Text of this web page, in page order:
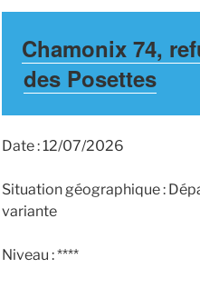
Chamonix 74,
des Posettes
Date : 12/07/2026
Situation géographique :
variante
Niveau : ****